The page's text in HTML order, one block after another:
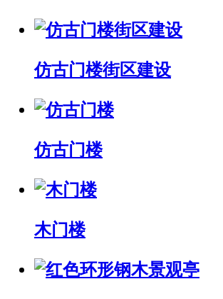
仿古门楼街区建设
仿古门楼
木门楼